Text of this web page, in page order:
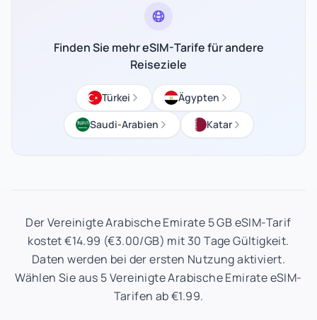
Finden Sie mehr eSIM-Tarife für andere
Reiseziele
Türkei
Ägypten
Saudi-Arabien
Katar
Der Vereinigte Arabische Emirate 5 GB eSIM-Tarif
kostet €14.99 (€3.00/GB) mit 30 Tage Gültigkeit.
Daten werden bei der ersten Nutzung aktiviert.
Wählen Sie aus 5 Vereinigte Arabische Emirate eSIM-
Tarifen ab €1.99.